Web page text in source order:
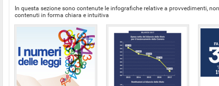
In questa sezione sono contenute le infografiche relative a provvedimenti,
contenuti in forma chiara e intuitiva